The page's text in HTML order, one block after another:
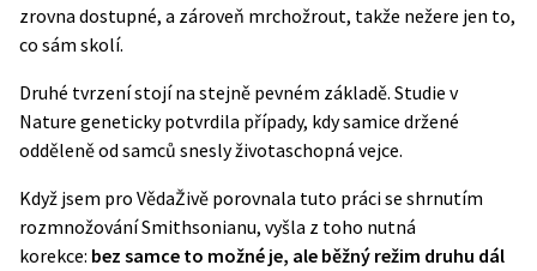
zrovna dostupné, a zároveň mrchožrout, takže nežere jen to,
co sám skolí.
Druhé tvrzení stojí na stejně pevném základě. Studie v
Nature geneticky potvrdila případy, kdy samice držené
odděleně od samců snesly životaschopná vejce.
Když jsem pro VědaŽivě porovnala tuto práci se shrnutím
rozmnožování Smithsonianu, vyšla z toho nutná
korekce: bez samce to možné je, ale běžný režim druhu dál